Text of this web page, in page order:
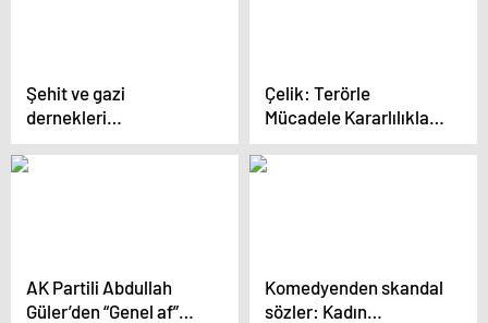
Şehit ve gazi
dernekleri
İmamoğlu’nu kınadı
Çelik: Terörle
Mücadele Kararlılıkla
Sürecek
AK Partili Abdullah
Güler’den “Genel af”
Komedyenden skandal
sözler: Kadın